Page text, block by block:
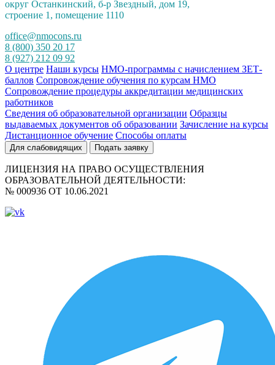
округ Останкинский, б-р Звездный, дом 19,
строение 1, помещение 1110
office@nmocons.ru
8 (800) 350 20 17
8 (927) 212 09 92
О центре Наши курсы НМО-программы с начислением ЗЕТ-
баллов Сопровождение обучения по курсам НМО
Сопровождение процедуры аккредитации медицинских
работников
Сведения об образовательной организации Образцы
выдаваемых документов об образовании Зачисление на курсы
Дистанционное обучение Способы оплаты
Для слабовидящих Подать заявку
ЛИЦЕНЗИЯ НА ПРАВО ОСУЩЕСТВЛЕНИЯ
ОБРАЗОВАТЕЛЬНОЙ ДЕЯТЕЛЬНОСТИ:
№ 000936 ОТ 10.06.2021